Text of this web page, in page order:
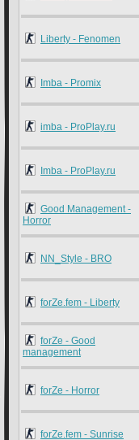
Liberty - Fenomen
Imba - Promix
imba - ProPlay.ru
Imba - ProPlay.ru
Good Management -
Horror
NN_Style - BRO
forZe.fem - Liberty
forZe - Good
management
forZe - Horror
forZe.fem - Sunrise